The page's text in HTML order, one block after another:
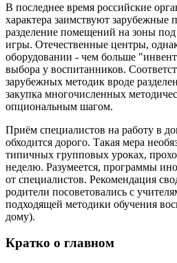
В последнее время российские
характера заимствуют зарубежные
разделение помещений на зоны под
игры. Отечественные центры,
оборудовании - чем больше
выбора у воспитанников.
зарубежных методик вроде
закупка многочисленных
опциональным шагом.
Приём специалистов на работу в
обходится дорого. Такая мера
типичных групповых уроках,
неделю. Разумеется, программы
от специалистов. Рекомендация
родители посоветовались с
подходящей методики обучения
дому).
Кратко о главном